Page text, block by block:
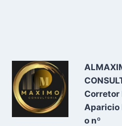
Corretor
Aparicio
o nº